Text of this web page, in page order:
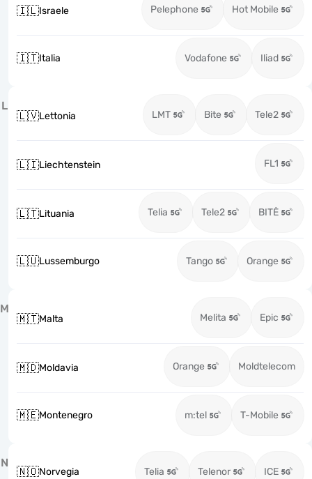
🇮🇱Israele Pelephone Hot Mobile
🇮🇹Italia Vodafone Iliad
L
🇱🇻Lettonia LMT Bite Tele2
🇱🇮Liechtenstein FL1
🇱🇹Lituania Telia Tele2 BITĖ
🇱🇺Lussemburgo Tango Orange
M
🇲🇹Malta Melita Epic
🇲🇩Moldavia Orange Moldtelecom
🇲🇪Montenegro m:tel T-Mobile
N
🇳🇴Norvegia Telia Telenor ICE